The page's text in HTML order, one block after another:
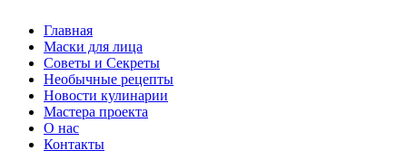
Главная
Маски для лица
Советы и Секреты
Необычные рецепты
Новости кулинарии
Мастера проекта
О нас
Контакты